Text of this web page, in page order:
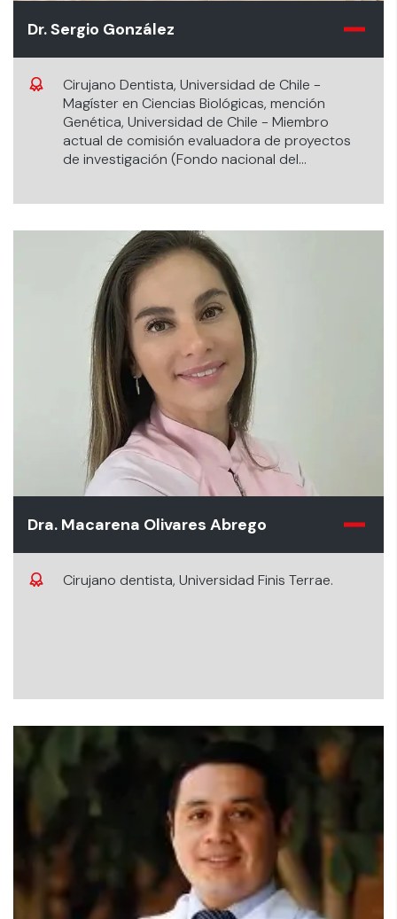
Dr. Sergio González
Cirujano Dentista, Universidad de Chile -
Magíster en Ciencias Biológicas, mención
Genética, Universidad de Chile - Miembro
actual de comisión evaluadora de proyectos
de investigación (Fondo nacional del
Dra. Macarena Olivares Abrego
Cirujano dentista, Universidad Finis Terrae.